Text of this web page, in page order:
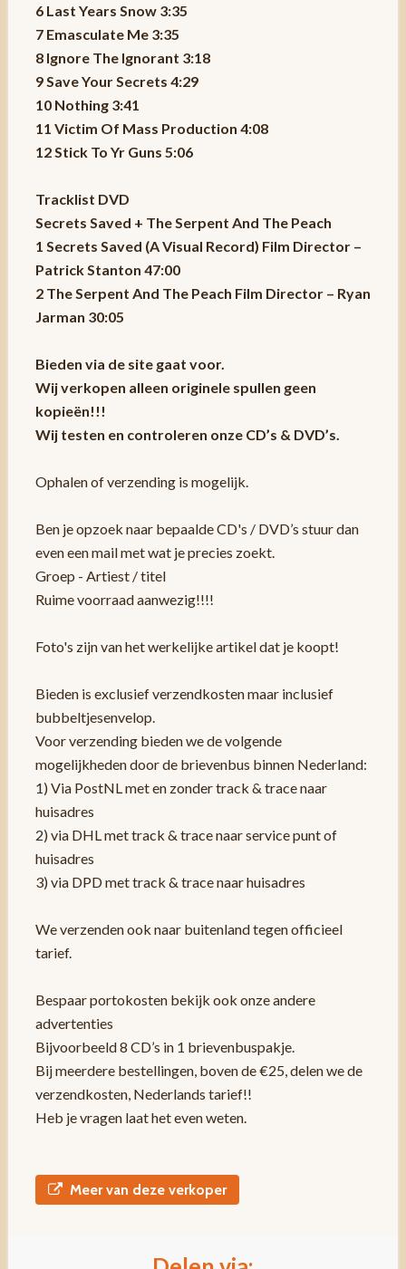
6 Last Years Snow 3:35
7 Emasculate Me 3:35
8 Ignore The Ignorant 3:18
9 Save Your Secrets 4:29
10 Nothing 3:41
11 Victim Of Mass Production 4:08
12 Stick To Yr Guns 5:06
Tracklist DVD
Secrets Saved + The Serpent And The Peach
1 Secrets Saved (A Visual Record) Film Director –
Patrick Stanton 47:00
2 The Serpent And The Peach Film Director – Ryan
Jarman 30:05
Bieden via de site gaat voor.
Wij verkopen alleen originele spullen geen
kopieën!!!
Wij testen en controleren onze CD’s & DVD’s.
Ophalen of verzending is mogelijk.
Ben je opzoek naar bepaalde CD's / DVD’s stuur dan
even een mail met wat je precies zoekt.
Groep - Artiest / titel
Ruime voorraad aanwezig!!!!
Foto's zijn van het werkelijke artikel dat je koopt!
Bieden is exclusief verzendkosten maar inclusief
bubbeltjesenvelop.
Voor verzending bieden we de volgende
mogelijkheden door de brievenbus binnen Nederland:
1) Via PostNL met en zonder track & trace naar
huisadres
2) via DHL met track & trace naar service punt of
huisadres
3) via DPD met track & trace naar huisadres
We verzenden ook naar buitenland tegen officieel
tarief.
Bespaar portokosten bekijk ook onze andere
advertenties
Bijvoorbeeld 8 CD’s in 1 brievenbuspakje.
Bij meerdere bestellingen, boven de €25, delen we de
verzendkosten, Nederlands tarief!!
Heb je vragen laat het even weten.
Meer van deze verkoper